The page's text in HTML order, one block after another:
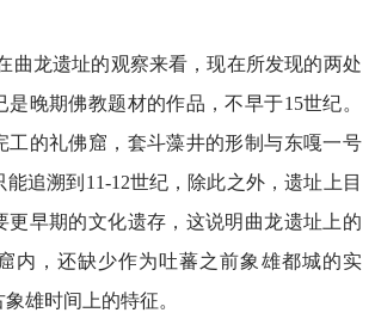
曲龙遗址的观察来看，现在所发现的两处
晚期佛教题材的作品，不早于15世纪。
工的礼佛窟，套斗藻井的形制与东嘎一号
追溯到11-12世纪，除此之外，遗址上目
更早期的文化遗存，这说明曲龙遗址上的
内，还缺少作为吐蕃之前象雄都城的实
雄时间上的特征。